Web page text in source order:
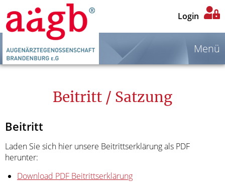
Login
Menü
Beitritt / Satzung
Beitritt
Laden Sie sich hier unsere Beitrittserklärung als PDF
herunter:
Download PDF Beitrittserklärung